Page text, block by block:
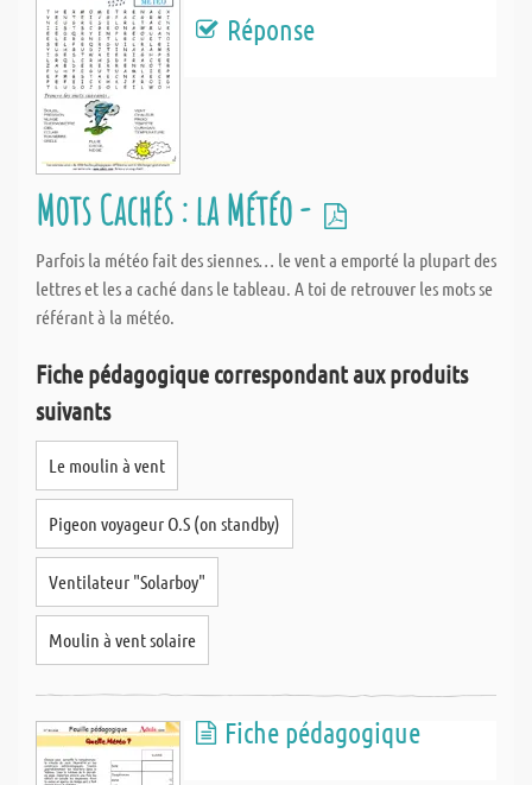
Réponse
Mots Cachés : la Météo -
Parfois la météo fait des siennes… le vent a emporté la plupart des
lettres et les a caché dans le tableau. A toi de retrouver les mots se
référant à la météo.
Fiche pédagogique correspondant aux produits
suivants
Le moulin à vent
Pigeon voyageur O.S (on standby)
Ventilateur "Solarboy"
Moulin à vent solaire
Fiche pédagogique